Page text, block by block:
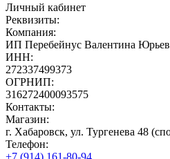
Личный кабинет
Реквизиты:
Компания:
ИП Перебейнус Валентина
ИНН:
272337499373
ОГРНИП:
316272400093575
Контакты:
Магазин:
г. Хабаровск, ул. Тургенева 48
Телефон:
+7 (914) 161-80-94